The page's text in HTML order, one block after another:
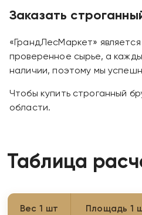
Заказать
«ГрандЛесМаркет»
проверенное сырье, а
наличии, поэтому мы
Чтобы купить строганный
области.
Таблица
Вес 1 шт Площадь 1